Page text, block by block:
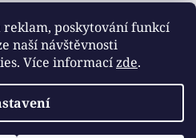
reklam, poskytování funkcí
naší návštěvnosti
Více informacízde.